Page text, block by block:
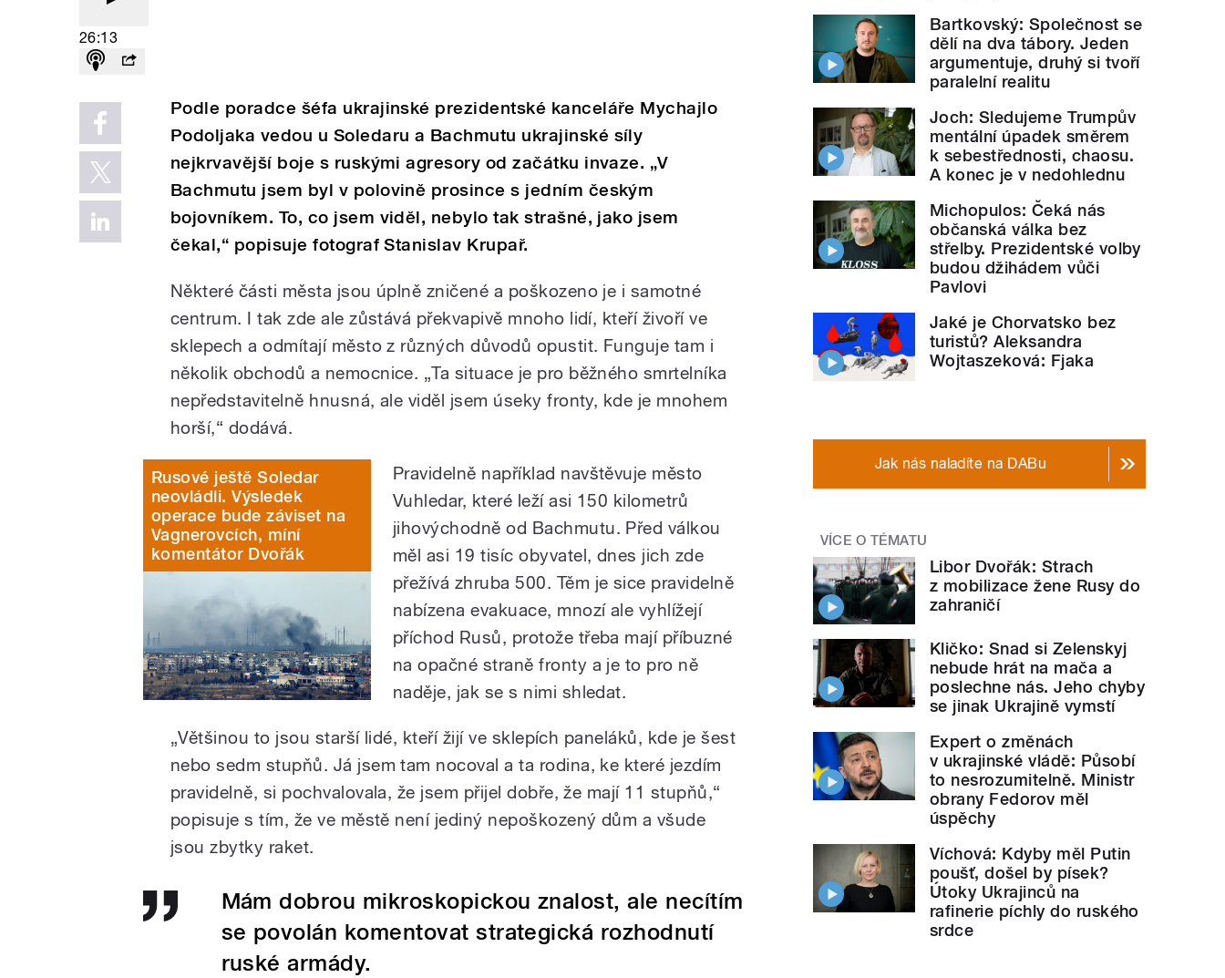
26:13
Podle poradce šéfa ukrajinské prezidentské kanceláře Mychajlo
Podoljaka vedou u Soledaru a Bachmutu ukrajinské síly
nejkrvavější boje s ruskými agresory od začátku invaze. „V
Bachmutu jsem byl v polovině prosince s jedním českým
bojovníkem. To, co jsem viděl, nebylo tak strašné, jako jsem
čekal,“ popisuje fotograf Stanislav Krupař.
Některé části města jsou úplně zničené a poškozeno je i samotné
centrum. I tak zde ale zůstává překvapivě mnoho lidí, kteří živoří ve
sklepech a odmítají město z různých důvodů opustit. Funguje tam i
několik obchodů a nemocnice. „Ta situace je pro běžného smrtelníka
nepředstavitelně hnusná, ale viděl jsem úseky fronty, kde je mnohem
horší,“ dodává.
Rusové ještě Soledar
neovládli. Výsledek
operace bude záviset na
Vagnerovcích, míní
komentátor Dvořák
Pravidelně například navštěvuje město
Vuhledar, které leží asi 150 kilometrů
jihovýchodně od Bachmutu. Před válkou
měl asi 19 tisíc obyvatel, dnes jich zde
přežívá zhruba 500. Těm je sice pravidelně
nabízena evakuace, mnozí ale vyhlížejí
příchod Rusů, protože třeba mají příbuzné
na opačné straně fronty a je to pro ně
naděje, jak se s nimi shledat.
„Většinou to jsou starší lidé, kteří žijí ve sklepích paneláků, kde je šest
nebo sedm stupňů. Já jsem tam nocoval a ta rodina, ke které jezdím
pravidelně, si pochvalovala, že jsem přijel dobře, že mají 11 stupňů,“
popisuje s tím, že ve městě není jediný nepoškozený dům a všude
jsou zbytky raket.
Mám dobrou mikroskopickou znalost, ale necítím
se povolán komentovat strategická rozhodnutí
ruské armády.
Bartkovský: Společnost se
dělí na dva tábory. Jeden
argumentuje, druhý si tvoří
paralelní realitu
Joch: Sledujeme Trumpův
mentální úpadek směrem
k sebestřednosti, chaosu.
A konec je v nedohlednu
Michopulos: Čeká nás
občanská válka bez
střelby. Prezidentské volby
budou džihádem vůči
Pavlovi
Jaké je Chorvatsko bez
turistů? Aleksandra
Wojtaszeková: Fjaka
Jak nás naladíte na DABu
VÍCE O TÉMATU
Libor Dvořák: Strach
z mobilizace žene Rusy do
zahraničí
Kličko: Snad si Zelenskyj
nebude hrát na mača a
poslechne nás. Jeho chyby
se jinak Ukrajině vymstí
Expert o změnách
v ukrajinské vládě: Působí
to nesrozumitelně. Ministr
obrany Fedorov měl
úspěchy
Víchová: Kdyby měl Putin
poušť, došel by písek?
Útoky Ukrajinců na
rafinerie píchly do ruského
srdce